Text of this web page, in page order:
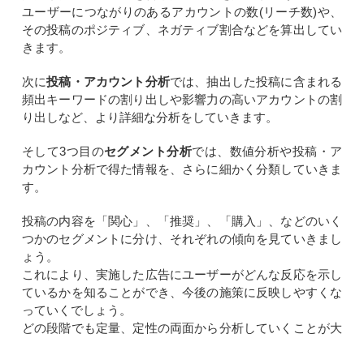
ユーザーにつながりのあるアカウントの数(リーチ数)や、
その投稿のポジティブ、ネガティブ割合などを算出してい
きます。
次に投稿・アカウント分析では、抽出した投稿に含まれる
頻出キーワードの割り出しや影響力の高いアカウントの割
り出しなど、より詳細な分析をしていきます。
そして3つ目のセグメント分析では、数値分析や投稿・ア
カウント分析で得た情報を、さらに細かく分類していきま
す。
投稿の内容を「関心」、「推奨」、「購入」、などのいく
つかのセグメントに分け、それぞれの傾向を見ていきまし
ょう。
これにより、実施した広告にユーザーがどんな反応を示し
ているかを知ることができ、今後の施策に反映しやすくな
っていくでしょう。
どの段階でも定量、定性の両面から分析していくことが大